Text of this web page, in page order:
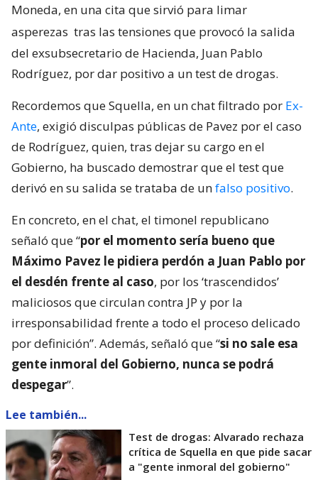
Moneda, en una cita que sirvió para limar
asperezas tras las tensiones que provocó la salida
del exsubsecretario de Hacienda, Juan Pablo
Rodríguez, por dar positivo a un test de drogas.
Recordemos que Squella, en un chat filtrado por Ex-
Ante, exigió disculpas públicas de Pavez por el caso
de Rodríguez, quien, tras dejar su cargo en el
Gobierno, ha buscado demostrar que el test que
derivó en su salida se trataba de unfalso positivo.
En concreto, en el chat, el timonel republicano
señaló que “por el momento sería bueno que
Máximo Pavez le pidiera perdón a Juan Pablo por
el desdén frente al caso, por los ‘trascendidos’
maliciosos que circulan contra JP y por la
irresponsabilidad frente a todo el proceso delicado
por definición”. Además, señaló que “si no sale esa
gente inmoral del Gobierno, nunca se podrá
despegar”.
Lee también...
Test de drogas: Alvarado rechaza
crítica de Squella en que pide sacar
a "gente inmoral del gobierno"